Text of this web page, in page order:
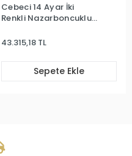
Cebeci 14 Ayar İki
Renkli Nazarboncuklu
43.315,18 TL
Sepete Ekle